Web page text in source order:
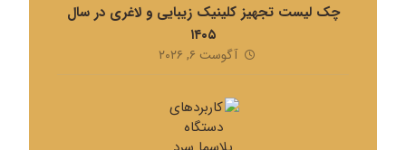
چک لیست تجهیز کلینیک زیبایی و لاغری در سال
۱۴۰۵
آگوست ۶, ۲۰۲۶